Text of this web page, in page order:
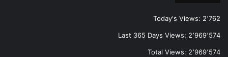
Today's Views: 2٬762
Last 365 Days Views: 2٬969٬574
Total Views: 2٬969٬574